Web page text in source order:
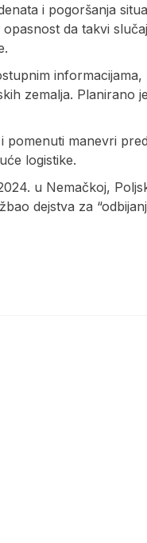
i pogoršanja
da takvi
zemalja. Planirano
pomenuti manevri
logistike.
u Nemačkoj,
dejstva za